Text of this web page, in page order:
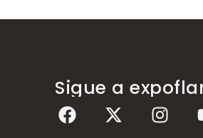
Sigue a